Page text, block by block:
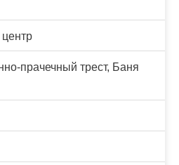
прачечный трест, Баня